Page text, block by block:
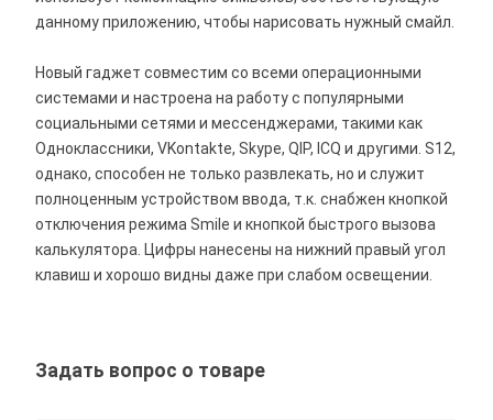
данному приложению, чтобы нарисовать нужный смайл.
Новый гаджет совместим со всеми операционными
системами и настроена на работу с популярными
социальными сетями и мессенджерами, такими как
Одноклассники, VKontakte, Skype, QIP, ICQ и другими. S12,
однако, способен не только развлекать, но и служит
полноценным устройством ввода, т.к. снабжен кнопкой
отключения режима Smile и кнопкой быстрого вызова
калькулятора. Цифры нанесены на нижний правый угол
клавиш и хорошо видны даже при слабом освещении.
Задать вопрос о товаре